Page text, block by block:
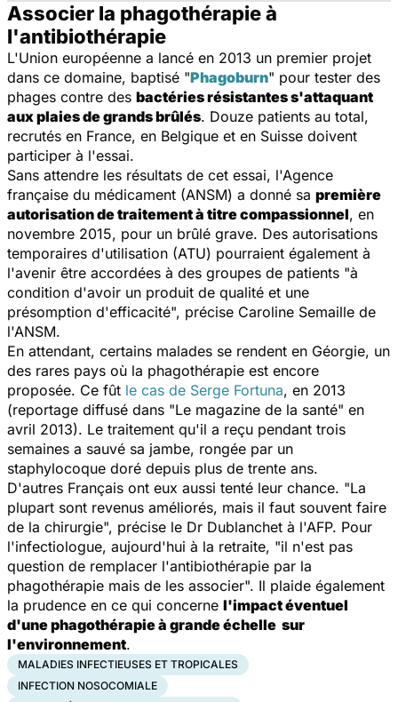
Associer la phagothérapie à
l'antibiothérapie
L'Union européenne a lancé en 2013 un premier projet
dans ce domaine, baptisé "Phagoburn" pour tester des
phages contre des bactéries résistantes s'attaquant
aux plaies de grands brûlés. Douze patients au total,
recrutés en France, en Belgique et en Suisse doivent
participer à l'essai.
Sans attendre les résultats de cet essai, l'Agence
française du médicament (ANSM) a donné sa première
autorisation de traitement à titre compassionnel, en
novembre 2015, pour un brûlé grave. Des autorisations
temporaires d'utilisation (ATU) pourraient également à
l'avenir être accordées à des groupes de patients "à
condition d'avoir un produit de qualité et une
présomption d'efficacité", précise Caroline Semaille de
l'ANSM.
En attendant, certains malades se rendent en Géorgie, un
des rares pays où la phagothérapie est encore
proposée. Ce fût le cas de Serge Fortuna, en 2013
(reportage diffusé dans "Le magazine de la santé" en
avril 2013). Le traitement qu'il a reçu pendant trois
semaines a sauvé sa jambe, rongée par un
staphylocoque doré depuis plus de trente ans.
D'autres Français ont eux aussi tenté leur chance. "La
plupart sont revenus améliorés, mais il faut souvent faire
de la chirurgie", précise le Dr Dublanchet à l'AFP. Pour
l'infectiologue, aujourd'hui à la retraite, "il n'est pas
question de remplacer l'antibiothérapie par la
phagothérapie mais de les associer". Il plaide également
la prudence en ce qui concerne l'impact éventuel
d'une phagothérapie à grande échelle sur
l'environnement.
MALADIES INFECTIEUSES ET TROPICALES
INFECTION NOSOCOMIALE